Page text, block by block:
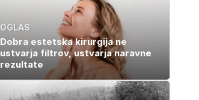
OGLAS
Dobra estetska kirurgija ne
ustvarja filtrov, ustvarja naravne
rezultate